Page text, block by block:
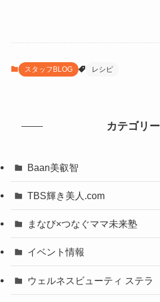
スタッフBLOG レシピ
カテゴリー
Baan美叡智
TBS輝き美人.com
まなび×つなぐママ未来塾
イベント情報
ウェルネスビューティ ステラ